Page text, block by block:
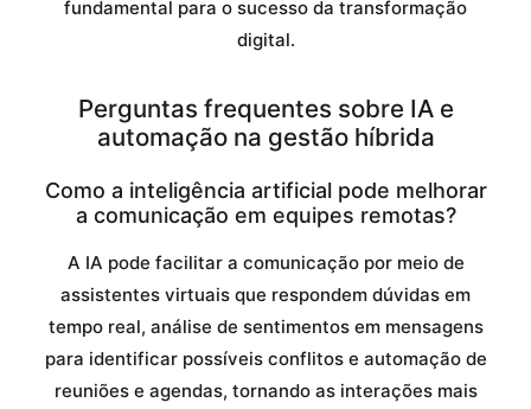
fundamental para o sucesso da transformação
digital.
Perguntas frequentes sobre IA e
automação na gestão híbrida
Como a inteligência artificial pode melhorar
a comunicação em equipes remotas?
A IA pode facilitar a comunicação por meio de
assistentes virtuais que respondem dúvidas em
tempo real, análise de sentimentos em mensagens
para identificar possíveis conflitos e automação de
reuniões e agendas, tornando as interações mais